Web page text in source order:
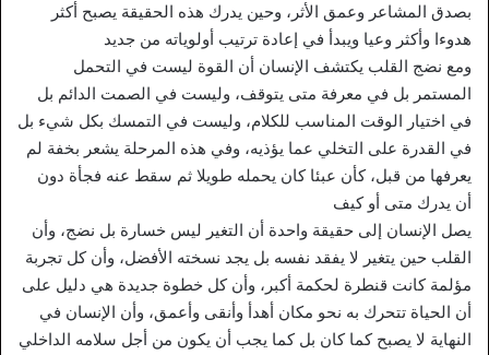
بصدق المشاعر وعمق الأثر، وحين يدرك هذه الحقيقة يصبح أكثر
هدوءا وأكثر وعيا ويبدأ في إعادة ترتيب أولوياته من جديد
ومع نضج القلب يكتشف الإنسان أن القوة ليست في التحمل
المستمر بل في معرفة متى يتوقف، وليست في الصمت الدائم بل
في اختيار الوقت المناسب للكلام، وليست في التمسك بكل شيء بل
في القدرة على التخلي عما يؤذيه، وفي هذه المرحلة يشعر بخفة لم
يعرفها من قبل، كأن عبئا كان يحمله طويلا ثم سقط عنه فجأة دون
أن يدرك متى أو كيف
يصل الإنسان إلى حقيقة واحدة أن التغير ليس خسارة بل نضج، وأن
القلب حين يتغير لا يفقد نفسه بل يجد نسخته الأفضل، وأن كل تجربة
مؤلمة كانت قنطرة لحكمة أكبر، وأن كل خطوة جديدة هي دليل على
أن الحياة تتحرك به نحو مكان أهدأ وأنقى وأعمق، وأن الإنسان في
النهاية لا يصبح كما كان بل كما يجب أن يكون من أجل سلامه الداخلي